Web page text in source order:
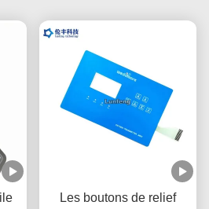
Les boutons de relief